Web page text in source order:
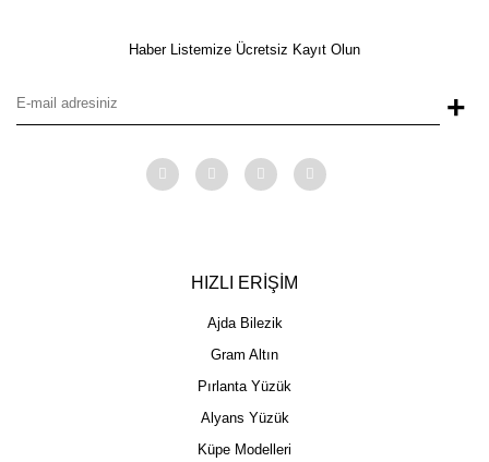
Haber Listemize Ücretsiz Kayıt Olun
+
HIZLI ERİŞİM
Ajda Bilezik
Gram Altın
Pırlanta Yüzük
Alyans Yüzük
Küpe Modelleri